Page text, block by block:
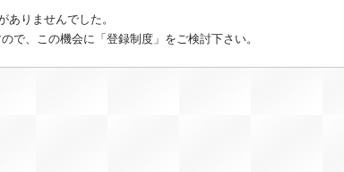
ありませんでした。
で、この機会に「登録制度」をご検討下さい。